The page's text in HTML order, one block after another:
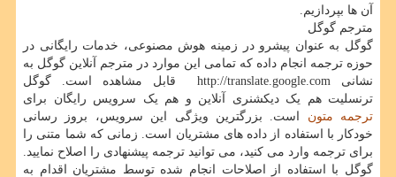
آن ها بپردازیم.
مترجم گوگل
گوگل به عنوان پیشرو در زمینه هوش مصنوعی، خدمات رایگانی در
حوزه ترجمه انجام داده که تمامی این موارد در مترجم آنلاین گوگل به
نشانی http://translate.google.com قابل مشاهده است. گوگل
ترنسلیت هم یک دیکشنری آنلاین و هم یک سرویس رایگان برای
ترجمه متون است. بزرگترین ویژگی این سرویس، بروز رسانی
خودکار با استفاده از داده های مشتریان است. زمانی که شما متنی را
برای ترجمه وارد می کنید، می توانید ترجمه پیشنهادی را اصلاح نمایید.
گوگل با استفاده از اصلاحات انجام شده توسط مشتریان اقدام به